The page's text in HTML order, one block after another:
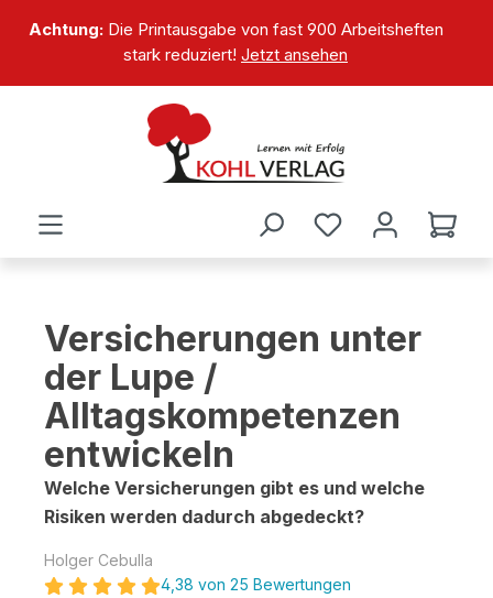
springen
Achtung:Die Printausgabe von fast 900 Arbeitsheften
stark reduziert! Jetzt ansehen
Versicherungen unter
der Lupe /
Alltagskompetenzen
entwickeln
Welche Versicherungen gibt es und welche
Risiken werden dadurch abgedeckt?
Holger Cebulla
4,38 von 25 Bewertungen